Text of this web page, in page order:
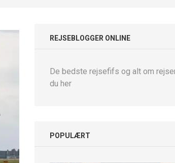
REJSEBLOGGER ONLINE
De bedste rejsefifs og alt om
du her
POPULÆRT